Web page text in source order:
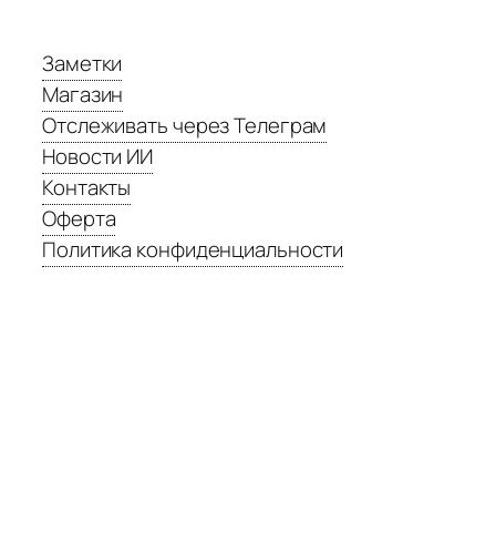
Заметки
Магазин
Отслеживать через Телеграм
Новости ИИ
Контакты
Оферта
Политика конфиденциальности